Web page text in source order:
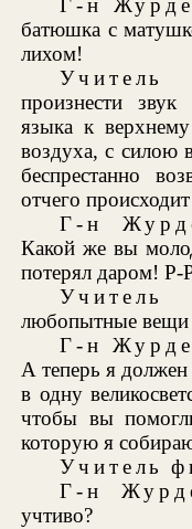
батюшка с
лихом!
Учитель
произнести
языка к
воздуха, с силою
беспрестанно
отчего
Г-н
Какой же вы
потерял даром!
Учитель
любопытные вещи
Г-н
А теперь я
в одну
чтобы вы
которую я
Учитель
Г-н
учтиво?